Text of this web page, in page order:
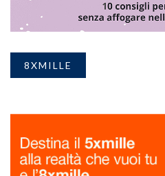
8XMILLE